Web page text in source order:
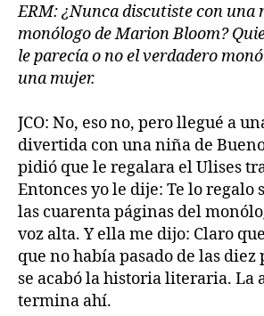
ERM: ¿Nunca discutiste con una
monólogo de Marion Bloom?
le parecía o no el verdadero
una mujer.
JCO: No, eso no, pero llegué a
divertida con una niña de
pidió que le regalara el Ulises
Entonces yo le dije: Te lo regalo
las cuarenta páginas del
voz alta. Y ella me dijo: Claro
que no había pasado de las diez
se acabó la historia literaria. La
termina ahí.